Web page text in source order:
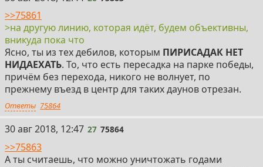
>>75861
>на другую линию, которая идёт, будем объективны,
вникуда пока что
Ясно, ты из тех дебилов, которым ПИРИСАДАК НЕТ
НИДАЕХАТЬ. То, что есть пересадка на парке победы,
причём без перехода, никого не волнует, по
прежнему въезд в центр для таких даунов отрезан.
Ответы 75864
27
30 авг 2018, 12:47 27 75864
>>75863
А ты считаешь, что можно уничтожать годами